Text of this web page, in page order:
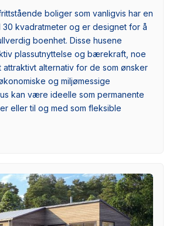
boliger som vanligvis har en
kvadratmeter og er designet for å
boenhet. Disse husene
plassutnyttelse og bærekraft, noe
attraktivt alternativ for de som ønsker
og miljømessige
kan være ideelle som permanente
eller til og med som fleksible